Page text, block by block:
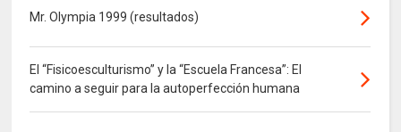
Mr. Olympia 1999 (resultados)
El “Fisicoesculturismo” y la “Escuela Francesa”: El
camino a seguir para la autoperfección humana